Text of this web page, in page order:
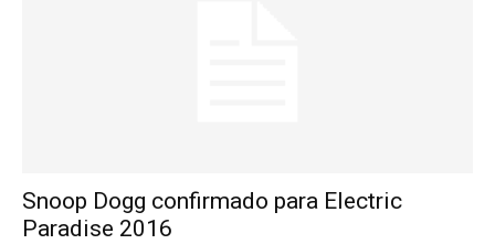
Snoop Dogg confirmado para Electric
Paradise 2016